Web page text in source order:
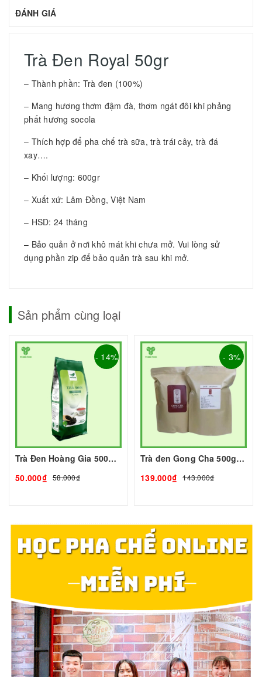
ĐÁNH GIÁ
Trà Đen Royal 50gr
– Thành phần: Trà đen (100%)
– Mang hương thơm đậm đà, thơm ngát đôi khi phảng
phất hương socola
– Thích hợp để pha chế trà sữa, trà trái cây, trà đá
xay….
– Khối lượng: 600gr
– Xuất xứ: Lâm Đồng, Việt Nam
– HSD: 24 tháng
– Bảo quản ở nơi khô mát khi chưa mở. Vui lòng sử
dụng phần zip để bảo quản trà sau khi mở.
Sản phẩm cùng loại
- 14%
Trà Đen Hoàng Gia 500g I Nguyên Liệu Pha Chế - Tobee Food
50.000₫ 58.000₫
- 3%
Trà đen Gong Cha 500g I Nguyên Liệu Pha Chế - Tobee Food
139.000₫
143.000₫